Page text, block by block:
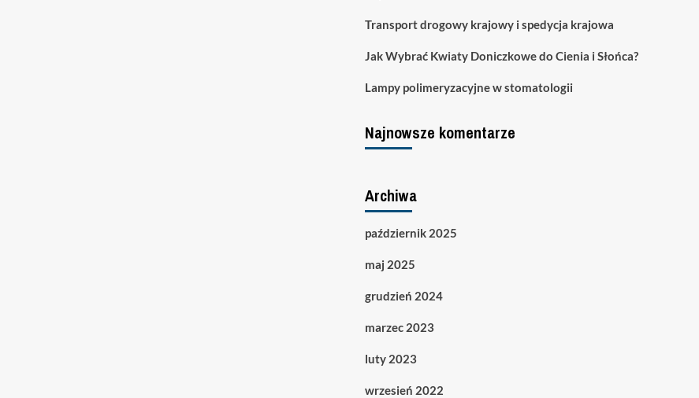
Transport drogowy krajowy i spedycja krajowa
Jak Wybrać Kwiaty Doniczkowe do Cienia i Słońca?
Lampy polimeryzacyjne w stomatologii
Najnowsze komentarze
Archiwa
październik 2025
maj 2025
grudzień 2024
marzec 2023
luty 2023
wrzesień 2022